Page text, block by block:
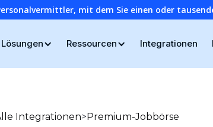
mit dem Sie einen oder
Lösungen Ressourcen Integrationen
Integrationen>Premium-Jobbörse